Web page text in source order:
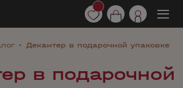
Декантер в подарочной упаковке
в подарочной